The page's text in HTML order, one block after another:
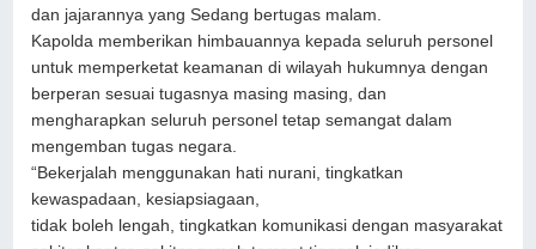
dan jajarannya yang Sedang bertugas malam.
Kapolda memberikan himbauannya kepada seluruh personel
untuk memperketat keamanan di wilayah hukumnya dengan
berperan sesuai tugasnya masing masing, dan
mengharapkan seluruh personel tetap semangat dalam
mengemban tugas negara.
“Bekerjalah menggunakan hati nurani, tingkatkan
kewaspadaan, kesiapsiagaan,
tidak boleh lengah, tingkatkan komunikasi dengan masyarakat